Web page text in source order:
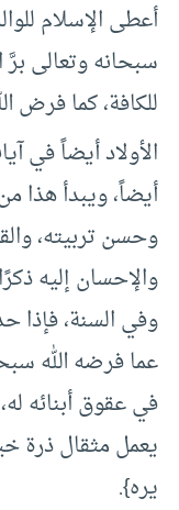
أعطى الإسلام
سبحانه وتعالى برَّ
للكافة، كما فرض
الأولاد أيضاً في
أيضاً، ويبدأ هذا
وحسن تربيته،
والإحسان إليه
وفي السنة، فإذا
عما فرضه الله
في عقوق أبنائه
يعمل مثقال ذرة
يره}.